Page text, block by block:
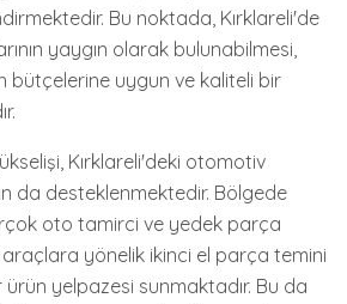
Bu noktada, Kırklareli'de
yaygın olarak bulunabilmesi,
bütçelerine uygun ve kaliteli bir
Kırklareli'deki otomotiv
da desteklenmektedir. Bölgede
oto tamirci ve yedek parça
araçlara yönelik ikinci el parça temini
yelpazesi sunmaktadır. Bu da